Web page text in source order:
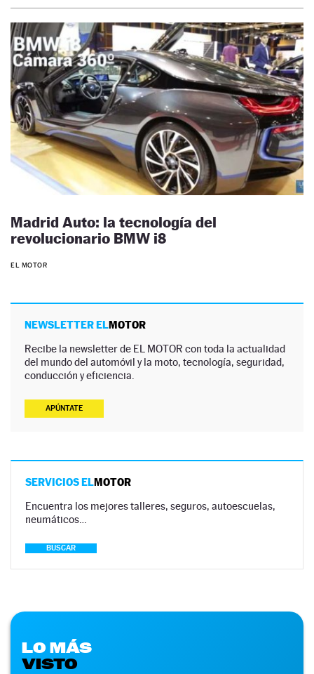
Madrid Auto: la tecnología del
revolucionario BMW i8
EL MOTOR
NEWSLETTER ELMOTOR
Recibe la newsletter de EL MOTOR con toda la actualidad
del mundo del automóvil y la moto, tecnología, seguridad,
conducción y eficiencia.
APÚNTATE
SERVICIOS ELMOTOR
Encuentra los mejores talleres, seguros, autoescuelas,
neumáticos…
BUSCAR
LO MÁS
VISTO